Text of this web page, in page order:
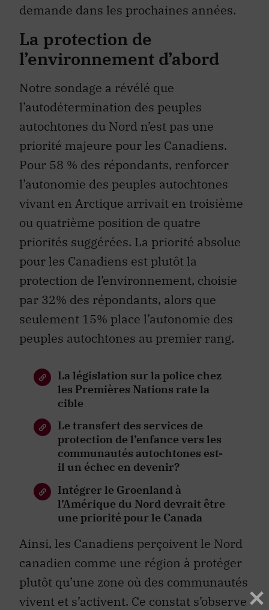
demande dans les prochaines années.
La protection de
l’environnement d’abord
Notre sondage a révélé que
l’autodétermination des peuples
autochtones du Nord n’est pas une
priorité majeure pour les Canadiens.
Pour 58 % des répondants, renforcer
l’autonomie des peuples autochtones
vivant en Arctique arrivait en troisième
ou quatrième position de quatre
priorités suggérées. La priorité absolue
pour les Canadiens est plutôt la
protection de l’environnement, choisie
par 32% des répondants, alors que
seulement 15% place l’autonomie des
peuples autochtones au premier rang.
La législation sur la police chez
les Premières Nations rate la
cible
Le transfert des services de
protection de l’enfance vers les
communautés autochtones est-
il un échec en devenir?
Intégrer le Groenland à
l’Amérique du Nord devrait être
une priorité pour le Canada
Ainsi, les Canadiens perçoivent le Nord
canadien comme une région à protéger
plutôt qu’une zone où des communautés
vivent et s’activent. Ce constat s’observe